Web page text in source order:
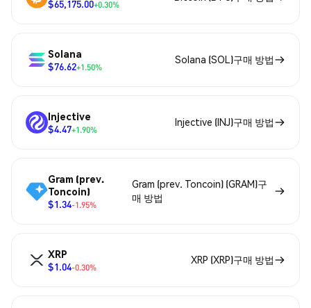
$65,175.00+0.30%
Solana
$76.62+1.50%
Solana (SOL)구매 방법
Injective
$4.47+1.90%
Injective (INJ)구매 방법
Gram (prev.
Toncoin)
$1.34-1.95%
Gram (prev. Toncoin) (GRAM)구
매 방법
XRP
$1.04-0.30%
XRP (XRP)구매 방법